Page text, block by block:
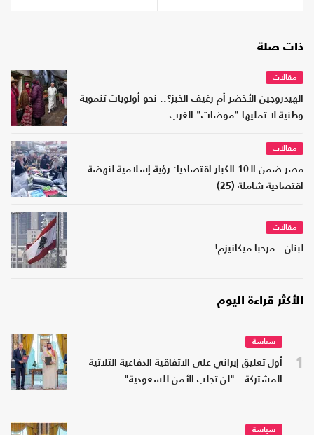
ذات صلة
مقالات
الهيدروجين الأخضر أم رغيف الخبز؟.. نحو أولويات تنموية
وطنية لا تمليها "موضات" الغرب
مقالات
مصر ضمن الـ10 الكبار اقتصاديا: رؤية إسلامية لنهضة
اقتصادية شاملة (25)
مقالات
لبنان.. مرحبا ميكانيزم!
الأكثر قراءة اليوم
1
سياسة
أول تعليق إيراني على الاتفاقية الدفاعية الثلاثية
المشتركة.. "لن تجلب الأمن للسعودية"
سياسة